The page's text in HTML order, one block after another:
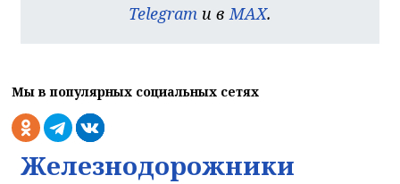
Telegram и в MAX.
Мы в популярных социальных сетях
Железнодорожники